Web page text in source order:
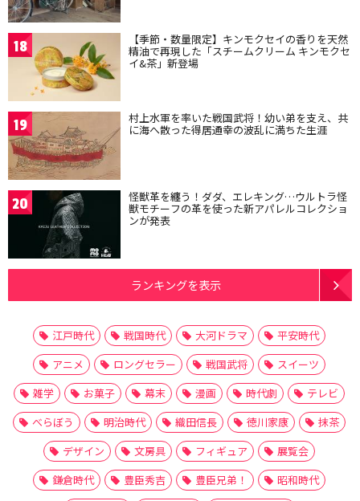
18 【季節・数量限定】キンモクセイの香りを天然
精油で再現した「スチームクリーム キンモクセ
イ&茶」新登場
19 村上水軍を率いた戦国武将！幼い弟を支え、共
に海へ散った得居通幸の波乱に満ちた生涯
20 怪獣革を纏う！ダダ、エレキング…ウルトラ怪
獣モチーフの革を使った新アパレルコレクショ
ンが発表
ランキングを表示
江戸時代 戦国時代 大河ドラマ
平安時代
アニメ
ロングセラー 戦国武将
スイーツ
雑学
お菓子 幕末 漫画 時代劇
テレビ
べらぼう
明治時代 織田信長 徳川家康
抹茶
デザイン
文房具 フィギュア
展覧会
鎌倉時代
豊臣秀吉 豊臣兄弟！
昭和時代